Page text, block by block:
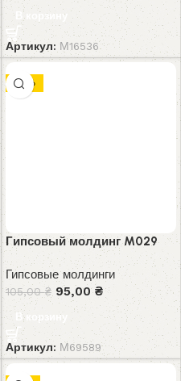
В корзину
Артикул: М16536
-10%
Гипсовый молдинг M029
Гипсовые молдинги
105,00₴ 95,00₴
В корзину
Артикул: М69589